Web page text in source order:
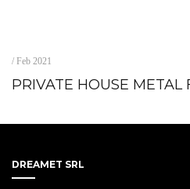
/ Feb 2021
PRIVATE HOUSE METAL
DREAMET SRL